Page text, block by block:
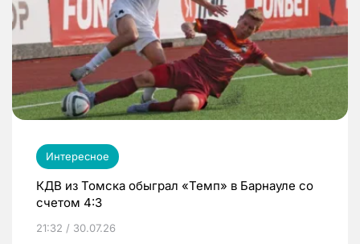
Интересное
КДВ из Томска обыграл «Темп» в Барнауле со
счетом 4:3
21:32 / 30.07.26